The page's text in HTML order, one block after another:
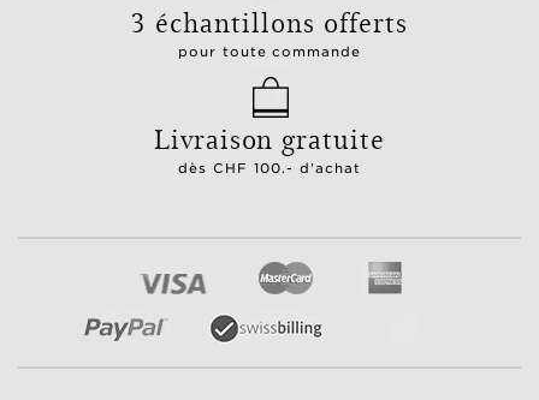
3 échantillons offerts
pour toute commande
Livraison gratuite
dès CHF 100.- d'achat